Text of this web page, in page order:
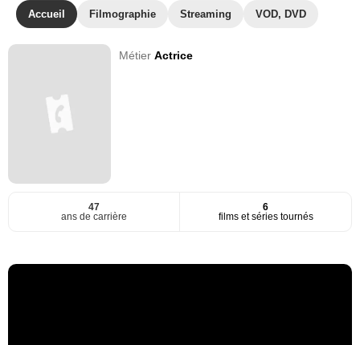
Accueil Filmographie Streaming VOD, DVD
MétierActrice
47
ans de carrière
6
films et séries tournés